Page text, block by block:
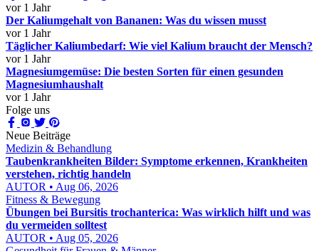
vor 1 Jahr
Der Kaliumgehalt von Bananen: Was du wissen musst
vor 1 Jahr
Täglicher Kaliumbedarf: Wie viel Kalium braucht der Mensch?
vor 1 Jahr
Magnesiumgemüse: Die besten Sorten für einen gesunden
Magnesiumhaushalt
vor 1 Jahr
Folge uns
Neue Beiträge
Medizin & Behandlung
Taubenkrankheiten Bilder: Symptome erkennen, Krankheiten
verstehen, richtig handeln
AUTOR • Aug 06, 2026
Fitness & Bewegung
Übungen bei Bursitis trochanterica: Was wirklich hilft und was
du vermeiden solltest
AUTOR • Aug 05, 2026